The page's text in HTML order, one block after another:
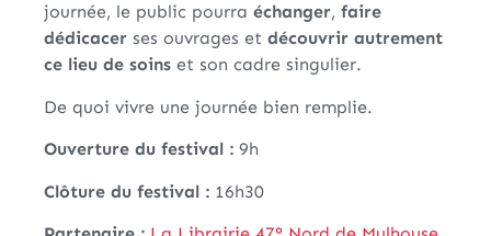
journée, le public pourra échanger, faire
dédicacer ses ouvrages et découvrir autrement
ce lieu de soins et son cadre singulier.
De quoi vivre une journée bien remplie.
Ouverture du festival : 9h
Clôture du festival : 16h30